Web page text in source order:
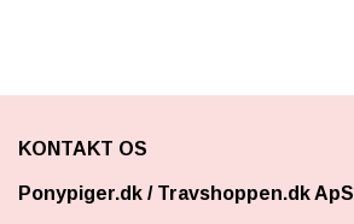
KONTAKT OS
Ponypiger.dk / Travshoppen.dk ApS